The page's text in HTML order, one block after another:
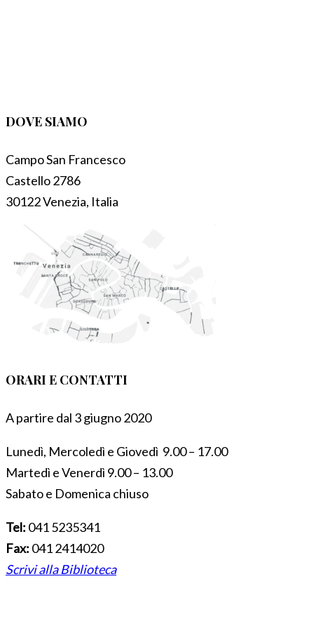
DOVE SIAMO
Campo San Francesco
Castello 2786
30122 Venezia, Italia
ORARI E CONTATTI
A partire dal 3 giugno 2020
Lunedì, Mercoledì e Giovedì 9.00 – 17.00
Martedì e Venerdì 9.00 – 13.00
Sabato e Domenica chiuso
Tel: 041 5235341
Fax: 041 2414020
Scrivi alla Biblioteca